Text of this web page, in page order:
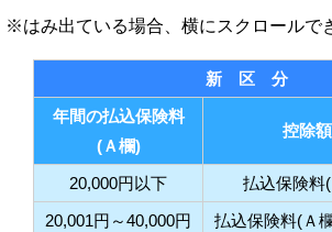
新 区 分
年間の払込保険料
(Ａ欄)
控除
20,000円以下
払込保険料
20,001円～40,000円
払込保険料(Ａ